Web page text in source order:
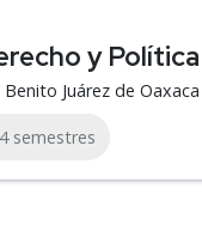
y
Juárez de Oaxaca
4 semestres